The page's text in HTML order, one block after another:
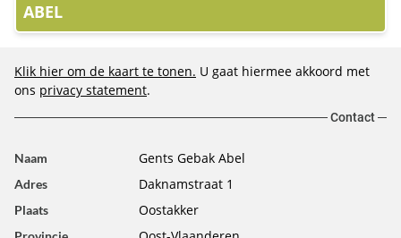
ABEL
Klik hier om de kaart te tonen. U gaat hiermee akkoord met
ons privacy statement.
Contact
Naam Gents Gebak Abel
Adres Daknamstraat 1
Plaats Oostakker